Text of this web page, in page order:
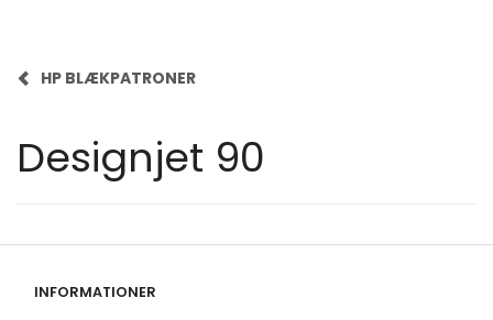
HP BLÆKPATRONER
Designjet 90
INFORMATIONER